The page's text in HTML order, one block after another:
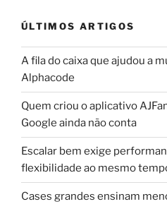
ÚLTIMOS ARTIGOS
A fila do caixa que ajudou a
Alphacode
Quem criou o aplicativo
Google ainda não conta
Escalar bem exige
flexibilidade ao mesmo
Cases grandes ensinam